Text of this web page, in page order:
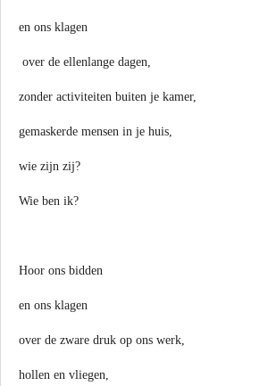
en ons klagen
over de ellenlange dagen,
zonder activiteiten buiten je kamer,
gemaskerde mensen in je huis,
wie zijn zij?
Wie ben ik?
Hoor ons bidden
en ons klagen
over de zware druk op ons werk,
hollen en vliegen,